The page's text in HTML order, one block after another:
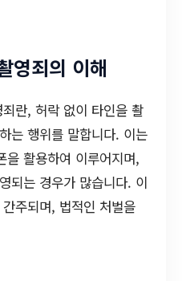
영죄의 이해
란, 허락 없이 타인을 촬
는 행위를 말합니다. 이는
을 활용하여 이루어지며,
되는 경우가 많습니다. 이
주되며, 법적인 처벌을